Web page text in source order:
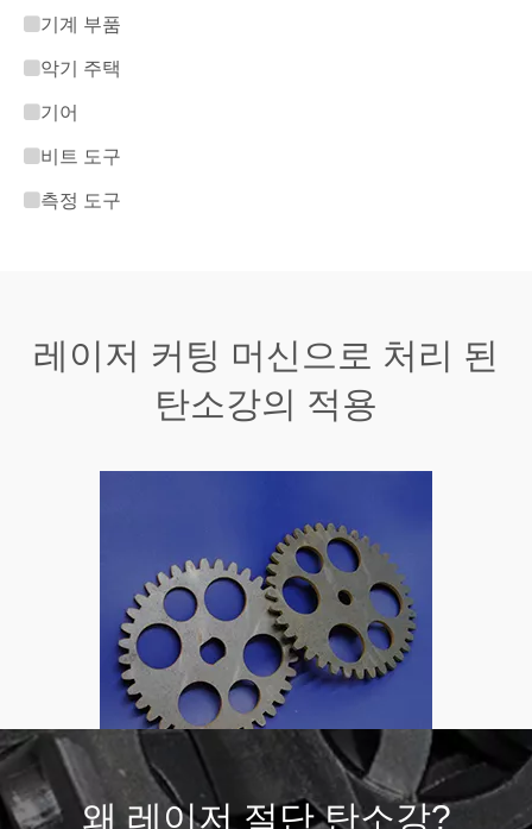
기계 부품
악기 주택
기어
비트 도구
측정 도구
레이저 커팅 머신으로 처리 된
탄소강의 적용
왜 레이저 절단 탄소강?